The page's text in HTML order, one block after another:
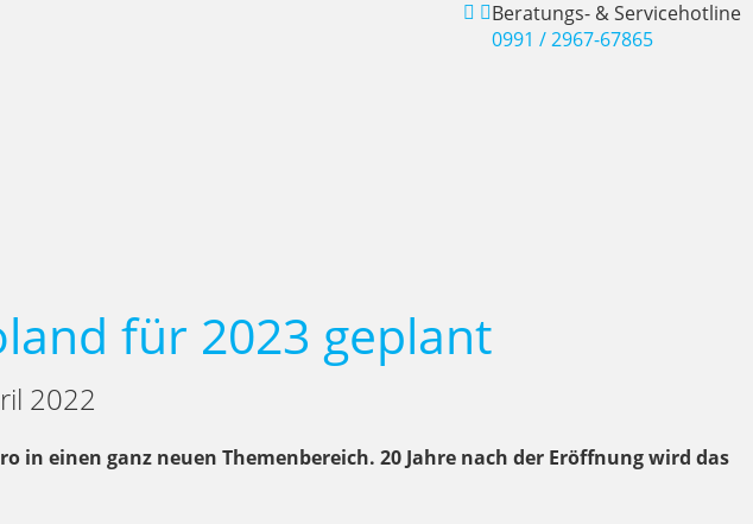
Beratungs- & Servicehotline
0991 / 2967-67865
für 2023 geplant
2022
einen ganz neuen Themenbereich. 20 Jahre nach der Eröffnung wird das